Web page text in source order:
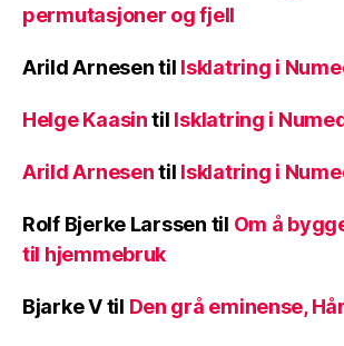
permutasjoner og fjell
Arild Arnesentil Isklatring i
Helge Kaasintil Isklatring i
Arild Arnesentil Isklatring i
Rolf Bjerke Larssen til Om å
til hjemmebruk
Bjarke Vtil Den grå eminense,